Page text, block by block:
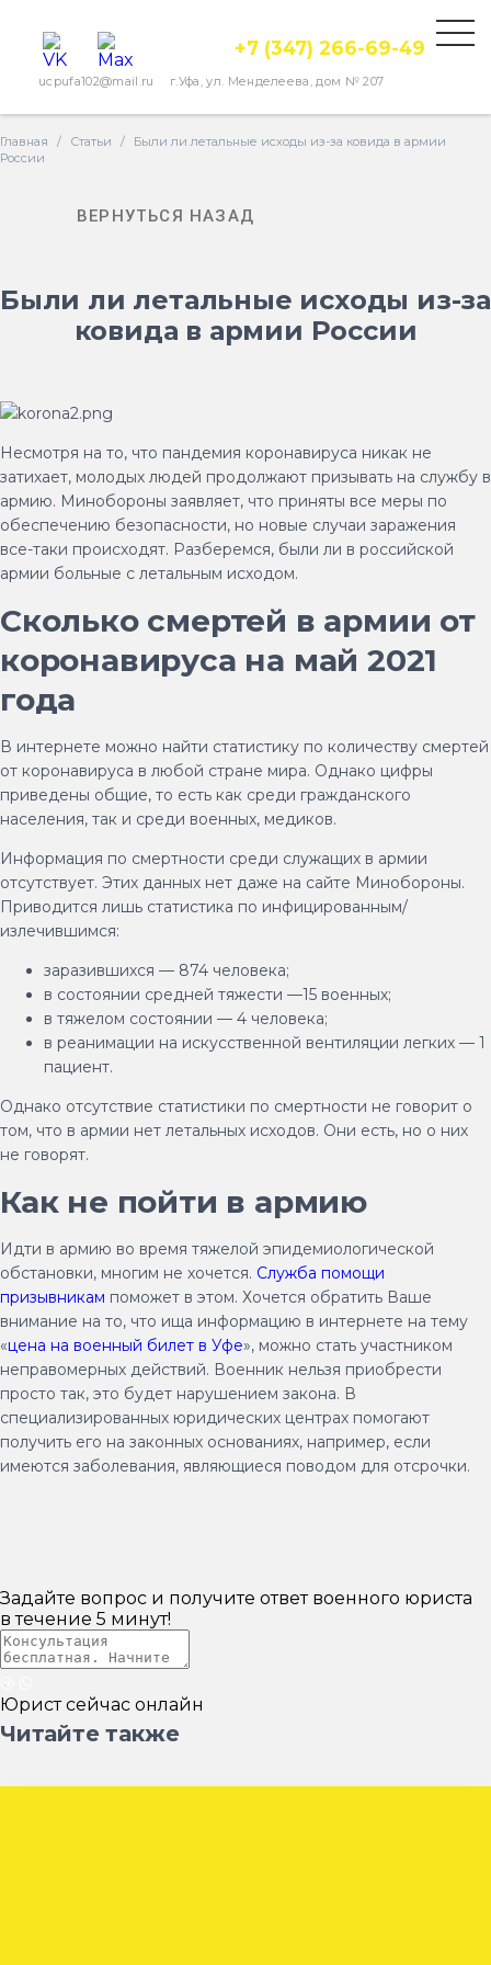
ucpufa102@mail.ru г.Уфа, ул. Менделеева, дом № 207
+7 (347) 266-69-49
Главная / Статьи /
Были ли летальные исходы из-за ковида в армии
России
ВЕРНУТЬСЯ НАЗАД
Были ли летальные исходы из-за
ковида в армии России
Несмотря на то, что пандемия коронавируса никак не
затихает, молодых людей продолжают призывать на службу в
армию. Минобороны заявляет, что приняты все меры по
обеспечению безопасности, но новые случаи заражения
все-таки происходят. Разберемся, были ли в российской
армии больные с летальным исходом.
Сколько смертей в армии от
коронавируса на май 2021
года
В интернете можно найти статистику по количеству смертей
от коронавируса в любой стране мира. Однако цифры
приведены общие, то есть как среди гражданского
населения, так и среди военных, медиков.
Информация по смертности среди служащих в армии
отсутствует. Этих данных нет даже на сайте Минобороны.
Приводится лишь статистика по инфицированным/
излечившимся:
заразившихся — 874 человека;
в состоянии средней тяжести —15 военных;
в тяжелом состоянии — 4 человека;
в реанимации на искусственной вентиляции легких — 1
пациент.
Однако отсутствие статистики по смертности не говорит о
том, что в армии нет летальных исходов. Они есть, но о них
не говорят.
Как не пойти в армию
Идти в армию во время тяжелой эпидемиологической
обстановки, многим не хочется. Служба помощи
призывникам поможет в этом. Хочется обратить Ваше
внимание на то, что ища информацию в интернете на тему
«цена на военный билет в Уфе», можно стать участником
неправомерных действий. Военник нельзя приобрести
просто так, это будет нарушением закона. В
специализированных юридических центрах помогают
получить его на законных основаниях, например, если
имеются заболевания, являющиеся поводом для отсрочки.
Задайте вопрос и получите ответ военного юриста
в течение 5 минут!
Юрист сейчас онлайн
Читайте также